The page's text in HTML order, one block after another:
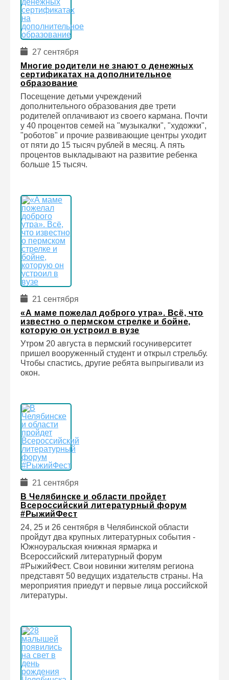
27 сентября
Многие родители не знают о денежных
сертификатах на дополнительное
образование
Посещение детьми учреждений
дополнительного образования две трети
родителей оплачивают из своего кармана. Почти
у 40 процентов семей на "музыкалки", "художки",
"роботов" и прочие развивающие центры уходит
от пяти до 15 тысяч рублей в месяц. А пять
процентов выкладывают на развитие ребенка
больше 15 тысяч.
21 сентября
«А маме пожелал доброго утра». Всё, что
известно о пермском стрелке и бойне,
которую он устроил в вузе
Утром 20 августа в пермский госуниверситет
пришел вооруженный студент и открыл стрельбу.
Чтобы спастись, другие ребята выпрыгивали из
окон.
21 сентября
В Челябинске и области пройдет
Всероссийский литературный форум
#РыжийФест
24, 25 и 26 сентября в Челябинской области
пройдут два крупных литературных события -
Южноуральская книжная ярмарка и
Всероссийский литературный форум
#РыжийФест. Свои новинки жителям региона
представят 50 ведущих издательств страны. На
мероприятия приедут и первые лица российской
литературы.